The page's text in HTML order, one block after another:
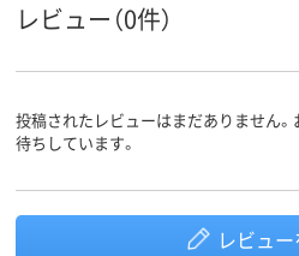
スコア
110
レビュー（0件）
投稿されたレビューはまだありません
待ちしています。
レビュー